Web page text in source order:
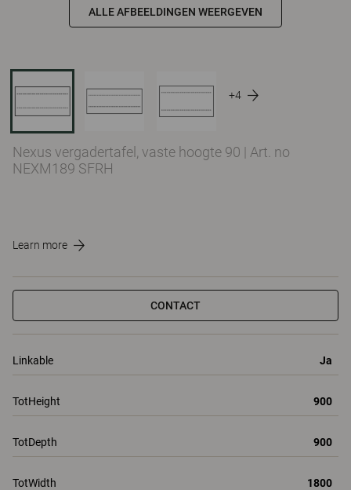
ALLE AFBEELDINGEN WEERGEVEN
+4
Nexus vergadertafel, vaste hoogte 90 | Art. no
NEXM189 SFRH
Learn more
CONTACT
Linkable Ja
TotHeight 900
TotDepth 900
TotWidth 1800